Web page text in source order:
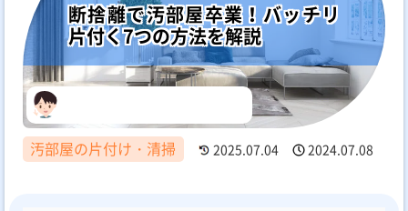
断捨離で汚部屋卒業！バッチリ
片付く7つの方法を解説
汚部屋の片付け・清掃 2025.07.04 2024.07.08